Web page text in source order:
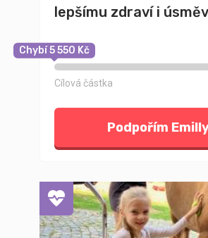
lepšímu zdraví i
Chybí 5 550 Kč
Cílová částka
Podpořím